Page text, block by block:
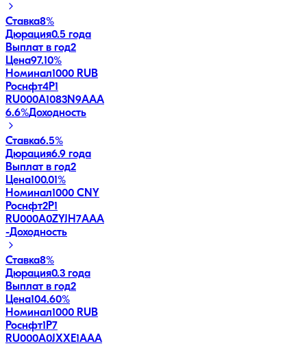
Ставка8%
Дюрация0.5 года
Выплат в год2
Цена97.10%
Номинал1000 RUB
Роснфт4P1
RU000A1083N9AAA
6.6%Доходность
Ставка6.5%
Дюрация6.9 года
Выплат в год2
Цена100.01%
Номинал1000 CNY
Роснфт2P1
RU000A0ZYJH7AAA
-Доходность
Ставка8%
Дюрация0.3 года
Выплат в год2
Цена104.60%
Номинал1000 RUB
Роснфт1P7
RU000A0JXXE1AAA